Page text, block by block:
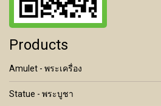
Products
Amulet - พระเครื่อง
Statue - พระบูชา